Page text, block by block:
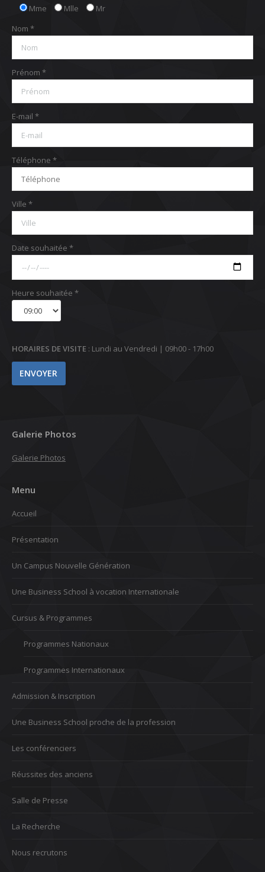
Mme
Mlle
Mr
Nom *
Prénom *
E-mail *
Téléphone *
Ville *
Date souhaitée *
Heure souhaitée *
HORAIRES DE VISITE : Lundi au Vendredi | 09h00 - 17h00
Galerie Photos
Galerie Photos
Menu
Accueil
Présentation
Un Campus Nouvelle Génération
Une Business School à vocation Internationale
Cursus & Programmes
Programmes Nationaux
Programmes Internationaux
Admission & Inscription
Une Business School proche de la profession
Les conférenciers
Réussites des anciens
Salle de Presse
La Recherche
Nous recrutons